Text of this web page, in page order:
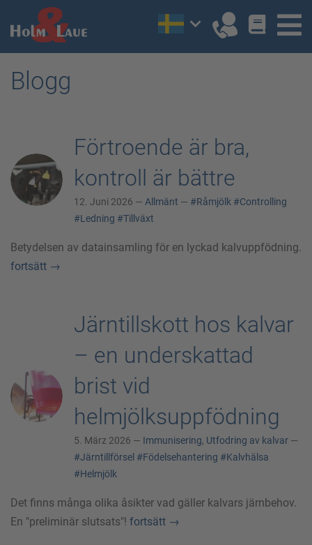
Blogg
Förtroende är bra,
kontroll är bättre
12. Juni 2026 — Allmänt — #Råmjölk #Controlling
#Ledning #Tillväxt
Betydelsen av datainsamling för en lyckad kalvuppfödning.
fortsätt →
Järntillskott hos kalvar
– en underskattad
brist vid
helmjölksuppfödning
5. März 2026 — Immunisering, Utfodring av kalvar —
#Järntillförsel #Födelsehantering #Kalvhälsa
#Helmjölk
Det finns många olika åsikter vad gäller kalvars järnbehov.
En "preliminär slutsats"! fortsätt →